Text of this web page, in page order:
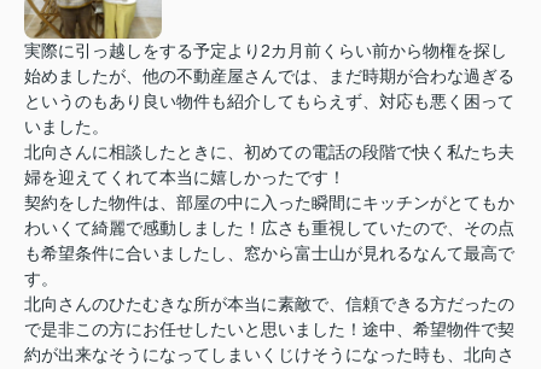
実際に引っ越しをする予定より2カ月前くらい前から物権を探し
始めましたが、他の不動産屋さんでは、まだ時期が合わな過ぎる
というのもあり良い物件も紹介してもらえず、対応も悪く困って
いました。
北向さんに相談したときに、初めての電話の段階で快く私たち夫
婦を迎えてくれて本当に嬉しかったです！
契約をした物件は、部屋の中に入った瞬間にキッチンがとてもか
わいくて綺麗で感動しました！広さも重視していたので、その点
も希望条件に合いましたし、窓から富士山が見れるなんて最高で
す。
北向さんのひたむきな所が本当に素敵で、信頼できる方だったの
で是非この方にお任せしたいと思いました！途中、希望物件で契
約が出来なそうになってしまいくじけそうになった時も、北向さ